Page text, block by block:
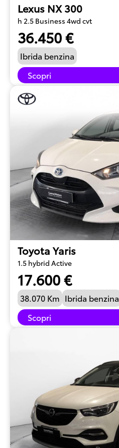
Lexus NX 300
h 2.5 Business 4wd cvt
36.450 €
Ibrida benzina
Scopri
Toyota Yaris
1.5 hybrid Active
17.600 €
38.070 Km Ibrida benzina
Scopri